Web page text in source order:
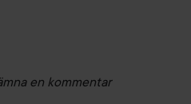
en kommentar